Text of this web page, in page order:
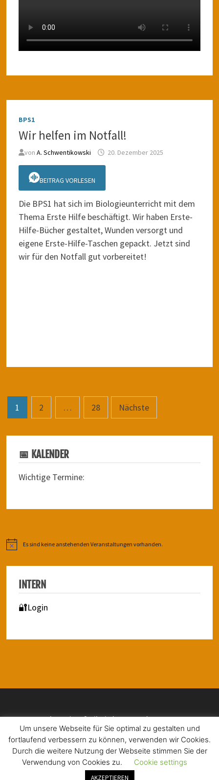
BPS1
Wir helfen im Notfall!
von A. Schwentikowski 20. Dezember 2025
BEITRAG VORLESEN
Die BPS1 hat sich im Biologieunterricht mit dem
Thema Erste Hilfe beschäftigt. Wir haben Erste-
Hilfe-Bücher gestaltet, Wunden versorgt und
eigene Erste-Hilfe-Taschen gepackt. Jetzt sind
wir für den Notfall gut vorbereitet!
Seitennummerierung
der
Beiträge
1 2 … 28 Nächste
📅 KALENDER
Wichtige Termine:
HinweisEs sind keine anstehenden Veranstaltungen vorhanden.
INTERN
🔐Login
Impressum | Barrierefreiheit | Datenschutz
Copyright © 2026 Christophorus-Schule Düren. Mit Stolz
WordPressundBam.
Um unsere Webseite für Sie optimal zu gestalten und
fortlaufend verbessern zu können, verwenden wir Cookies.
Durch die weitere Nutzung der Webseite stimmen Sie der
Verwendung von Cookies zu.
Cookie settings
AKZEPTIEREN